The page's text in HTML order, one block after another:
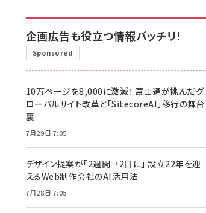
企画広告も役立つ情報バッチリ！
Sponsored
10万ページを8,000に激減！ 富士通が挑んだグ
ローバルサイト改革と「SitecoreAI」移行の舞台
裏
7月29日 7:05
デザイン提案が「2週間→2日に」 設立22年を迎
えるWeb制作会社のAI活用法
7月28日 7:05